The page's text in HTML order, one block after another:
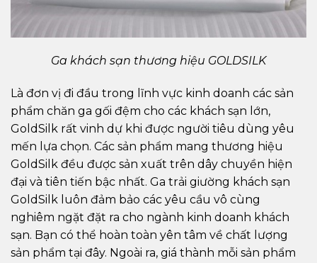
Ga khách sạn thương hiệu GOLDSILK
Là đơn vị đi đầu trong lĩnh vực kinh doanh các sản
phẩm chăn ga gối đệm cho các khách sạn lớn,
GoldSilk rất vinh dự khi được người tiêu dùng yêu
mến lựa chọn. Các sản phẩm mang thương hiệu
GoldSilk đều được sản xuất trên dây chuyền hiện
đại và tiên tiến bậc nhất. Ga trải giường khách sạn
GoldSilk luôn đảm bảo các yêu cầu vô cùng
nghiêm ngặt đặt ra cho ngành kinh doanh khách
sạn. Bạn có thể hoàn toàn yên tâm về chất lượng
sản phẩm tại đây. Ngoài ra, giá thành mỗi sản phẩm